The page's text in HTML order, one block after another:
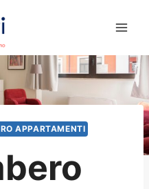
APPARTAMENTI